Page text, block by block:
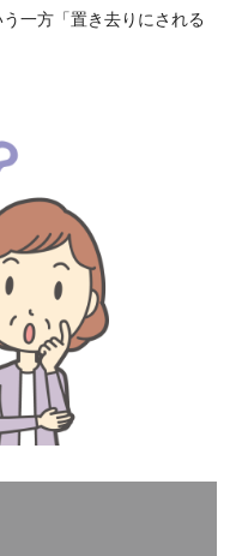
一方「置き去りにされる